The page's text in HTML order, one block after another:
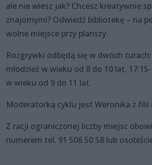
ale nie wiesz jak? Chcesz kreatywnie
znajomymi? Odwiedź bibliotekę – na
wolne miejsce przy planszy.
Rozgrywki odbędą się w dwóch turach:
młodzież w wieku od 8 do 10 lat,
w wieku od 9 do 11 lat.
Moderatorką cyklu jest Weronika z filii
Z racji ograniczonej liczby miejsc
numerem tel. 91 506 50 58 lub